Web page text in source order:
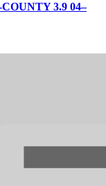
3.9 04–